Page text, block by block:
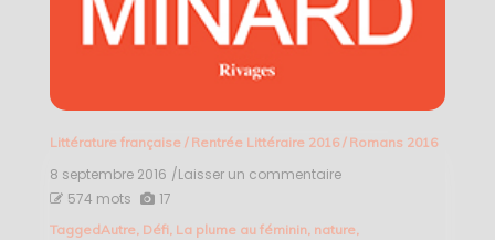
Littérature française/ Rentrée Littéraire 2016/ Romans 2016
8 septembre 2016 /Laisser un commentaireon
jeu
574 mots 17
TaggedAutre, Défi, La plume au féminin, nature,